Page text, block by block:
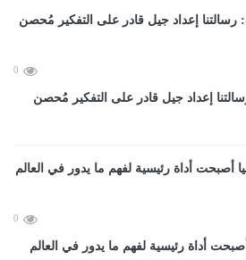
0
إعداد جيل قادر على التفكير مُحصن
0
أصبحت أداة رئيسية لفهم ما يدور في العالم